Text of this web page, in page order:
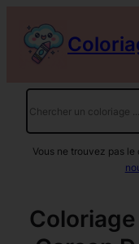
contenu
Vous ne trouvez pas